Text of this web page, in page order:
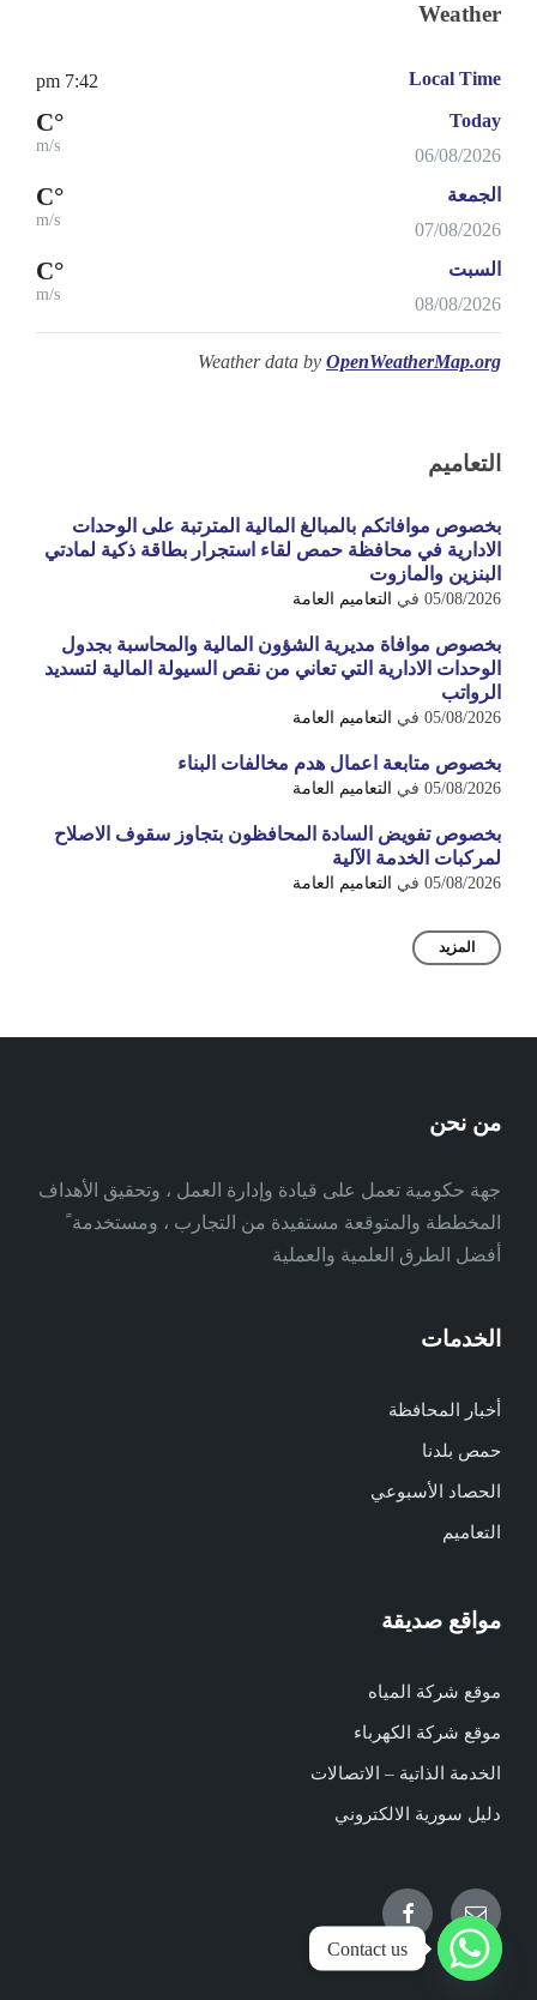
Weather
Local Time
7:42 pm
Today
06/08/2026
°C
m/s
الجمعة
07/08/2026
°C
m/s
السبت
08/08/2026
°C
m/s
Weather data by OpenWeatherMap.org
التعاميم
بخصوص موافاتكم بالمبالغ المالية المترتبة على الوحدات
الادارية في محافظة حمص لقاء استجرار بطاقة ذكية لمادتي
البنزين والمازوت
05/08/2026 في التعاميم العامة
بخصوص موافاة مديرية الشؤون المالية والمحاسبة بجدول
الوحدات الادارية التي تعاني من نقص السيولة المالية لتسديد
الرواتب
05/08/2026 في التعاميم العامة
بخصوص متابعة اعمال هدم مخالفات البناء
05/08/2026 في التعاميم العامة
بخصوص تفويض السادة المحافظون بتجاوز سقوف الاصلاح
لمركبات الخدمة الآلية
05/08/2026 في التعاميم العامة
المزيد
من نحن
جهة حكومية تعمل على قيادة وإدارة العمل ، وتحقيق الأهداف
المخططة والمتوقعة مستفيدة من التجارب ، ومستخدمة ً
أفضل الطرق العلمية والعملية
الخدمات
أخبار المحافظة
حمص بلدنا
الحصاد الأسبوعي
التعاميم
مواقع صديقة
موقع شركة المياه
موقع شركة الكهرباء
الخدمة الذاتية – الاتصالات
دليل سورية الالكتروني
Email
Facebook
Contact us